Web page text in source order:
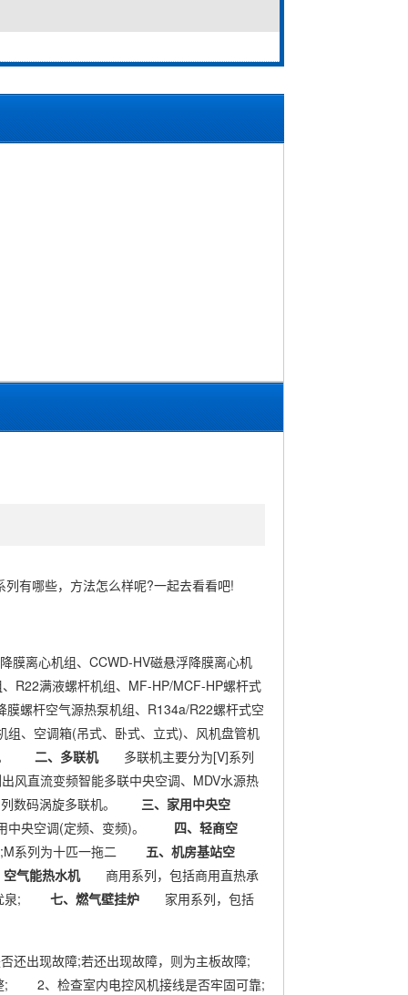
有哪些，方法怎么样呢?一起去看看吧!
离心机组、CCWD-HV磁悬浮降膜离心机
R22满液螺杆机组、MF-HP/MCF-HP螺杆式
螺杆空气源热泵机组、R134a/R22螺杆式空
、空调箱(吊式、卧式、立式)、风机盘管机
二、多联机多联机主要分为[V]系列
风直流变频智能多联中央空调、MDV水源热
数码涡旋多联机。
三、家用中央空
中央空调(定频、变频)。 四、轻商空
;M系列为十匹一拖二 五、机房基站空
空气能热水机商用系列，包括商用直热承
优泉; 七、燃气壁挂炉 家用系列，包括
现故障;若还出现故障，则为主板故障;
2、检查室内电控风机接线是否牢固可靠;